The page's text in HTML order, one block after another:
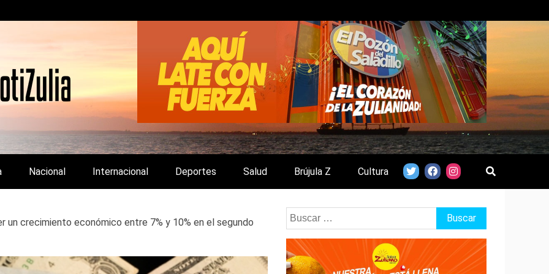
Y DE INTERÉS GENERAL.
Nacional Internacional Deportes Salud Brújula Z Cultura
un crecimiento económico entre 7% y 10% en el segundo
Buscar: